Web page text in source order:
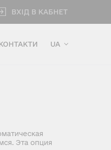
ВХІД В КАБНЕТ
UA
Эта опция